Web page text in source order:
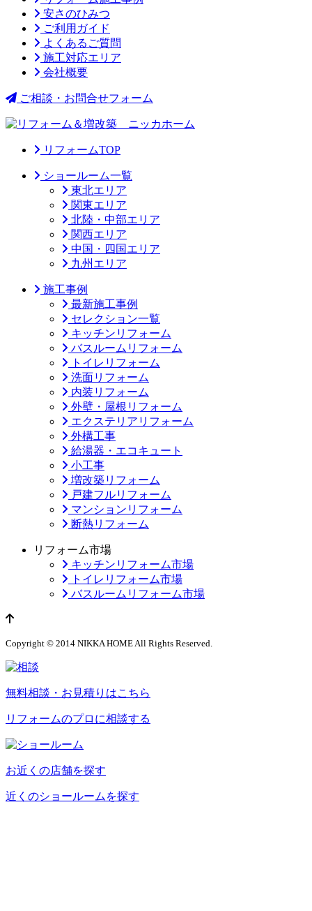
安さのひみつ
ご利用ガイド
よくあるご質問
施工対応エリア
会社概要
ご相談・お問合せフォーム
リフォームTOP
ショールーム一覧
東北エリア
関東エリア
北陸・中部エリア
関西エリア
中国・四国エリア
九州エリア
施工事例
最新施工事例
セレクション一覧
キッチンリフォーム
バスルームリフォーム
トイレリフォーム
洗面リフォーム
内装リフォーム
外壁・屋根リフォーム
エクステリアリフォーム
外構工事
給湯器・エコキュート
小工事
増改築リフォーム
戸建フルリフォーム
マンションリフォーム
断熱リフォーム
リフォーム市場
キッチンリフォーム市場
トイレリフォーム市場
バスルームリフォーム市場
ページのトップへ
Copyright © 2014 NIKKA HOME All Rights Reserved.
無料相談・お見積りはこちら
リフォームのプロに相談する
お近くの店舗を探す
近くのショールームを探す